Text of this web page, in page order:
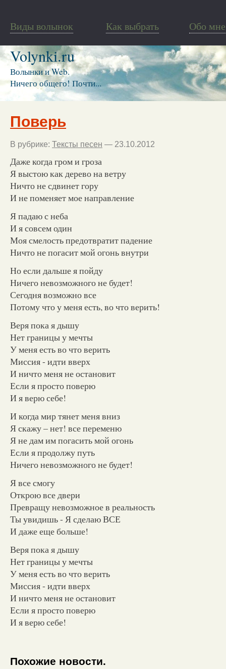
Виды волынок Как выбрать Обо мне
Volynki.ru
Волынки и Web.
Ничего общего! Почти...
Поверь
В рубрике: Тексты песен — 23.10.2012
Даже когда гром и гроза
Я выстою как дерево на ветру
Ничто не сдвинет гору
И не поменяет мое направление
Я падаю с неба
И я совсем один
Моя смелость предотвратит падение
Ничто не погасит мой огонь внутри
Но если дальше я пойду
Ничего невозможного не будет!
Сегодня возможно все
Потому что у меня есть, во что верить!
Веря пока я дышу
Нет границы у мечты
У меня есть во что верить
Миссия - идти вверх
И ничто меня не остановит
Если я просто поверю
И я верю себе!
И когда мир тянет меня вниз
Я скажу – нет! все переменю
Я не дам им погасить мой огонь
Если я продолжу путь
Ничего невозможного не будет!
Я все смогу
Открою все двери
Превращу невозможное в реальность
Ты увидишь - Я сделаю ВСЕ
И даже еще больше!
Веря пока я дышу
Нет границы у мечты
У меня есть во что верить
Миссия - идти вверх
И ничто меня не остановит
Если я просто поверю
И я верю себе!
Похожие новости.